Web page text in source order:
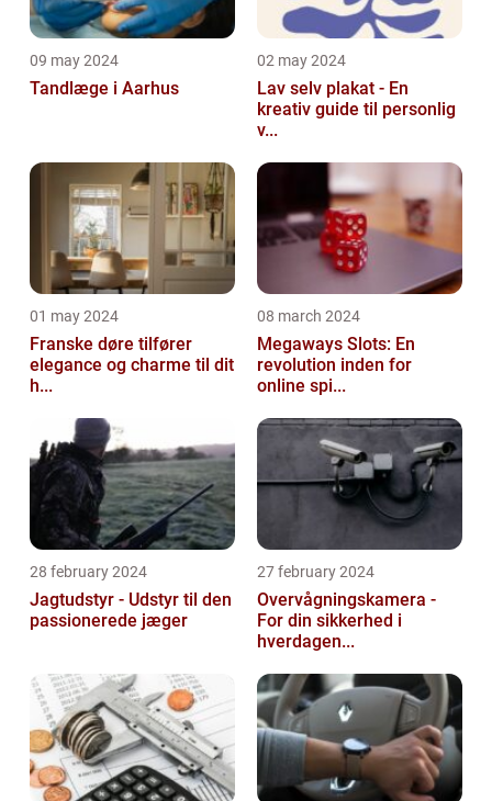
09 may 2024
Tandlæge i Aarhus
02 may 2024
Lav selv plakat - En
kreativ guide til personlig
v...
01 may 2024
Franske døre tilfører
elegance og charme til dit
h...
08 march 2024
Megaways Slots: En
revolution inden for
online spi...
28 february 2024
Jagtudstyr - Udstyr til den
passionerede jæger
27 february 2024
Overvågningskamera -
For din sikkerhed i
hverdagen...